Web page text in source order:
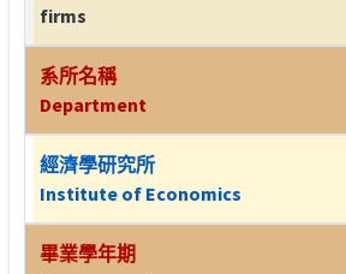
firms
系所名稱
Department
經濟學研究所
Institute of Economics
畢業學年期